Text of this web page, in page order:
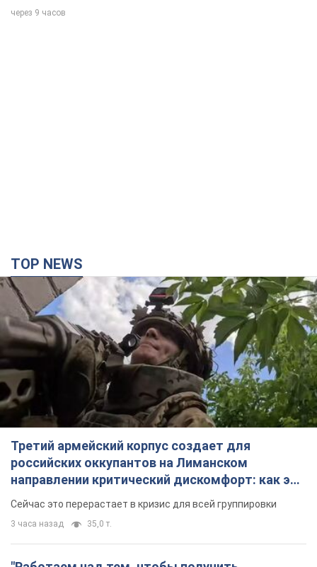
через 9 часов
TOP NEWS
Третий армейский корпус создает для
российских оккупантов на Лиманском
направлении критический дискомфорт: как это
удалось
Сейчас это перерастает в кризис для всей группировки
3 часа назад 35,0 т.